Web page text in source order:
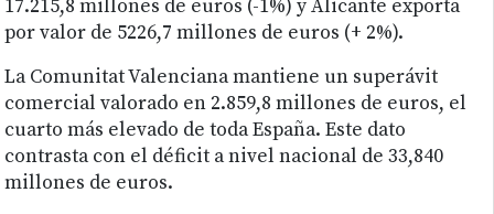
17.215,8 millones de euros (-1%) y Alicante exporta
por valor de 5226,7 millones de euros (+ 2%).
La Comunitat Valenciana mantiene un superávit
comercial valorado en 2.859,8 millones de euros, el
cuarto más elevado de toda España. Este dato
contrasta con el déficit a nivel nacional de 33,840
millones de euros.